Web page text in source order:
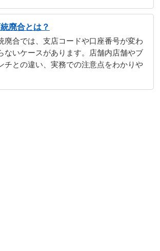
廃合とは？
廃合では、支店コードや口座番号が変わ
ないケースがあります。店舗内店舗やブ
チとの違い、実務での注意点をわかりや